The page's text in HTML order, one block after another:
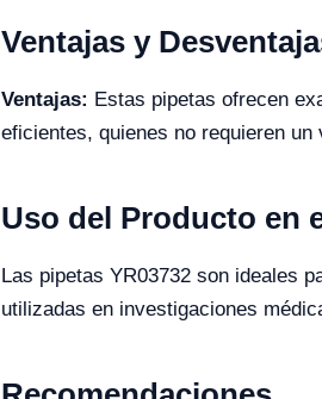
Ventajas y
Ventajas: Estas pipetas ofrecen
eficientes, quienes no requieren
Uso del Producto en
Las pipetas YR03732 son ideales
utilizadas en investigaciones